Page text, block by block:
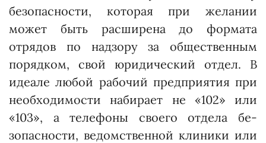
безопасности, которая при желании
может быть расширена до формата
отрядов по надзору за общественным
порядком, свой юр­идический отдел. В
идеале любой рабочий предприятия при
необ­ходимости набирает не «102» или
«103», а телефоны своего отдела бе­
зопаснос­ти, ведомственной клиники или